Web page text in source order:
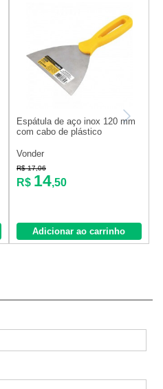
Espátula de aço inox 120 mm
com cabo de plástico
Vonder
R$ 17,06
R$ 14,50
Adicionar ao carrinho